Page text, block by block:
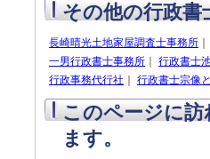
その他の行政書
長崎晴光土地家屋調査士事務所
一男行政書士事務所
行政書士
行政事務代行社
行政書士宗像
このページに
ます。